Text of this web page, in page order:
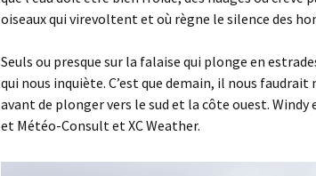
oiseaux qui virevoltent et où règne le silence des
Seuls ou presque sur la falaise qui plonge en
qui nous inquiète. C’est que demain, il nous
avant de plonger vers le sud et la côte ouest.
et Météo-Consult et XC Weather.